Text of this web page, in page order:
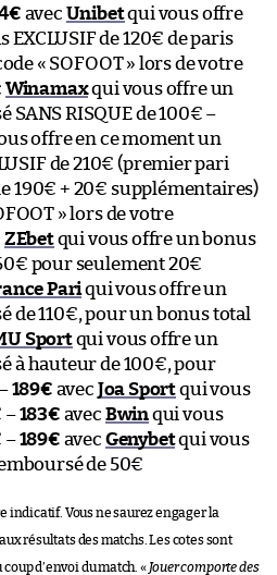
avec Unibetqui vous offre
de 120€ de paris
« SOFOOT » lors de votre
Winamaxqui vous offre un
RISQUE de 100€ –
offre en ce moment un
de 210€ (premier pari
190€ + 20€ supplémentaires)
» lors de votre
ZEbetqui vous offre un bonus
pour seulement 20€
Pariqui vous offre un
de 110€, pour un bonus total
Sportqui vous offre un
à hauteur de 100€, pour
189€ avec Joa Sportqui vous
–183€ avec Bwinqui vous
–189€ avec Genybetqui vous
de 50€
indicatif. Vous ne saurez engager la
résultats des matchs. Les cotes sont
d’envoi du match. « Jouer comporte des